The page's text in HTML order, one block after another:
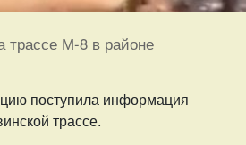
М-8 в районе
поступила информация
трассе.